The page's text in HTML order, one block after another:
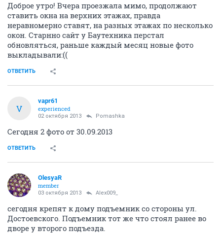
Доброе утро! Вчера проезжала мимо, продолжают
ставить окна на верхних этажах, правда
неравномерно ставят, на разных этажах по несколько
окон. Старнно сайт у Баутехника перстал
обновляться, раньше каждый месяц новые фото
выкладывали:((
ОТВЕТИТЬ
V
vapr61
experienced
02 октября 2013 Pomashka
Сегодня 2 фото от 30.09.2013
ОТВЕТИТЬ
OlesyaR
member
03 октября 2013 Alex009_
сегодня крепят к дому подъемник со стороны ул.
Достоевского. Подъемник тот же что стоял ранее во
дворе у второго подъезда.